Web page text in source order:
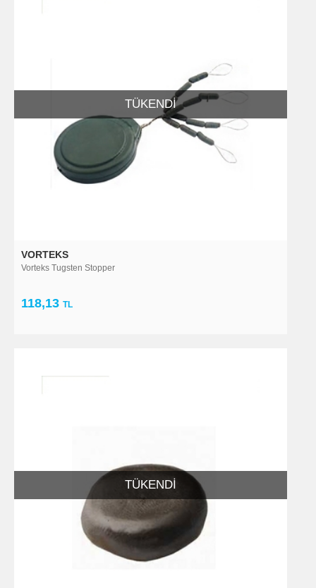
TÜKENDI
VORTEKS
Vorteks Tugsten Stopper
118,13 TL
TÜKENDI